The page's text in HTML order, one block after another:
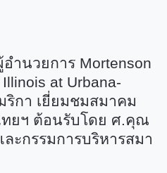
อำนวยการ Mortenson
at Urbana-
ริกา เยี่ยมชมสมาคม
ยฯ ต้อนรับโดย ศ.คุณ
ะกรรมการบริหารสมา